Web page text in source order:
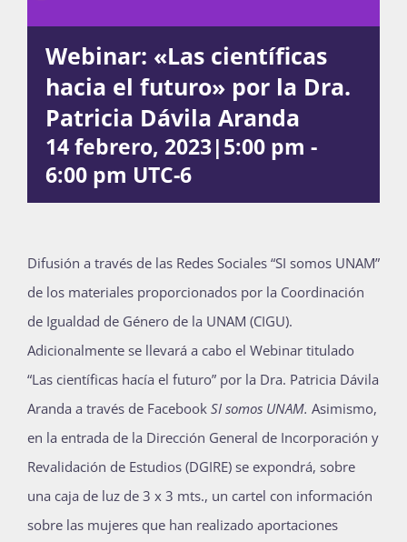
Recursos
Súmate
Publicaciones
Webinar: «Las científicas
hacia el futuro» por la Dra.
Patricia Dávila Aranda
14 febrero, 2023|5:00 pm -
6:00 pm UTC-6
Difusión a través de las Redes Sociales “SI somos UNAM”
de los materiales proporcionados por la Coordinación
de Igualdad de Género de la UNAM (CIGU).
Adicionalmente se llevará a cabo el Webinar titulado
“Las científicas hacía el futuro” por la Dra. Patricia Dávila
Aranda a través de Facebook SI somos UNAM. Asimismo,
en la entrada de la Dirección General de Incorporación y
Revalidación de Estudios (DGIRE) se expondrá, sobre
una caja de luz de 3 x 3 mts., un cartel con información
sobre las mujeres que han realizado aportaciones